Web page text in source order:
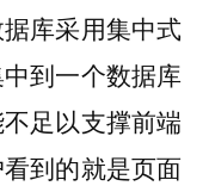
库采用集中式
到一个数据库
足以支撑前端
到的就是页面